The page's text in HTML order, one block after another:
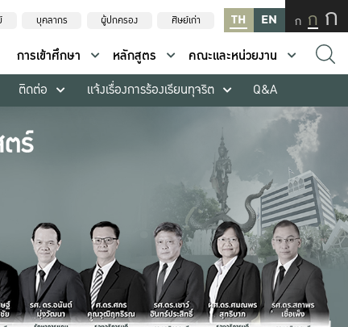
บุคลากร ผู้ปกครอง ศิษย์เก่า TH EN ก ก ก
การเข้าศึกษา หลักสูตร
คณะและหน่วยงาน
ติดต่อ แจ้งเรื่องการร้องเรียนทุจริต Q&A